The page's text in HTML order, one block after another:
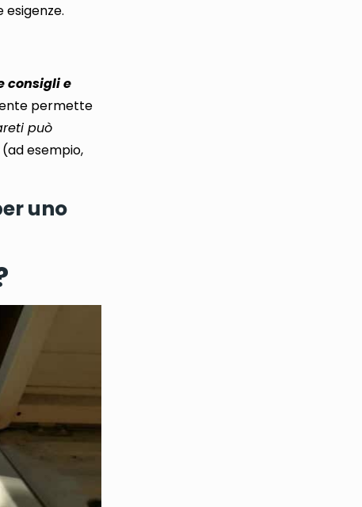
consigli e
permette
può
(ad esempio,
uno